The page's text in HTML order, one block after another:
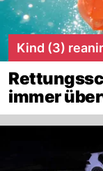
Kind (3)
immer